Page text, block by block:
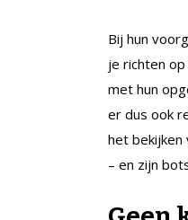
Bij hun
je richten
met hun
er dus ook
het bekijken
– en zijn